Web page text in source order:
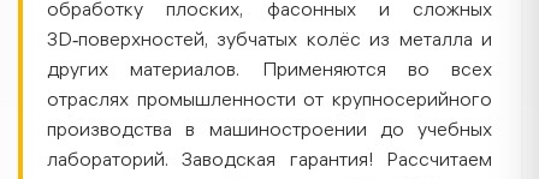
обработку плоских, фасонных и сложных
3D‑поверхностей, зубчатых колёс из металла и
других материалов. Применяются во всех
отраслях промышленности от крупносерийного
производства в машиностроении до учебных
лабораторий. Заводская гарантия! Рассчитаем